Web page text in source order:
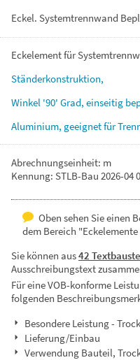
Eckel. Systemtrennwand
Eckelementfür
Ständerkonstruktion,
Winkel '90' Grad, einseitig
Aluminium, geeignetfür
Abrechnungseinheit: m
Kennung: STLB-Bau 2026-04
Oben sehen Sie einen
dem Bereich
Sie können aus42
Ausschreibungstext
Für eine VOB-konforme
folgenden
Besondere Leistung -
Lieferung/Einbau
Verwendung Bauteil,